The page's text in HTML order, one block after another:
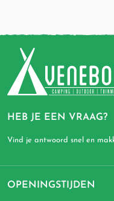
HEB JE EEN VRAAG?
Vind je antwoord snel en
OPENINGSTIJDEN